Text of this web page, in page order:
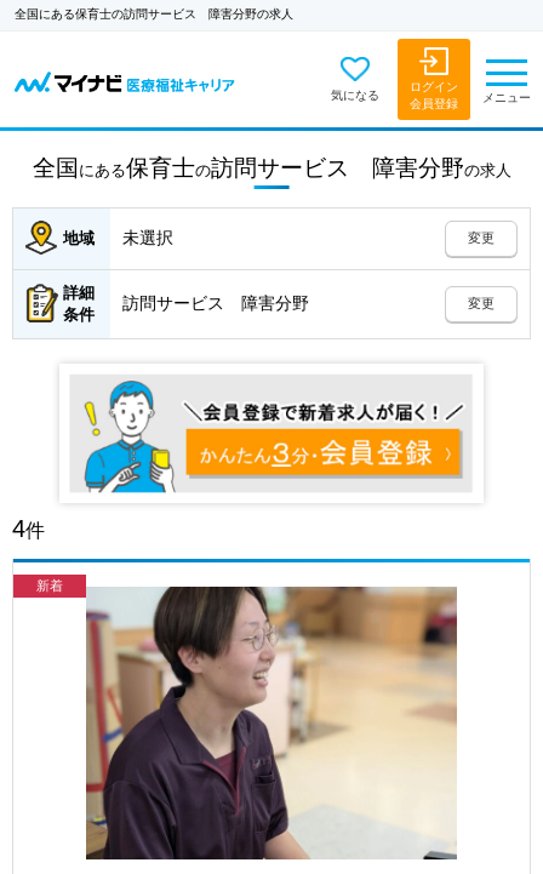
全国にある保育士の訪問サービス 障害分野の求人
気になる
ログイン
会員登録
メニュー
全国 にある保育士の訪問サービス 障害分野の求人
地域 未選択 変更
詳細
条件
訪問サービス 障害分野 変更
4件
新着